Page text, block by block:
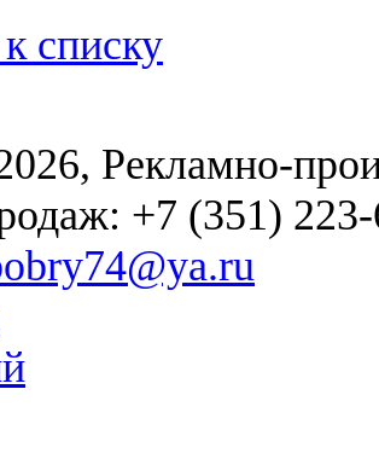
списку
Рекламно-
+7 (351)